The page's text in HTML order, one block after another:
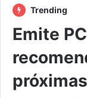
Trending
Emite